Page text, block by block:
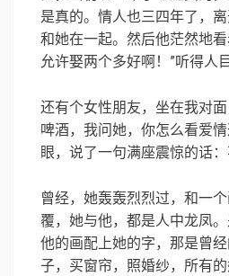
是真的。情人也三四年了，
和她在一起。然后他茫然地
允许娶两个多好啊！”听得人
还有个女性朋友，坐在我对
啤酒，我问她，你怎么看爱
眼，说了一句满座震惊的话：
曾经，她轰轰烈烈过，和一
覆，她与他，都是人中龙凤。
他的画配上她的字，那是曾
子，买窗帘，照婚纱，所有的